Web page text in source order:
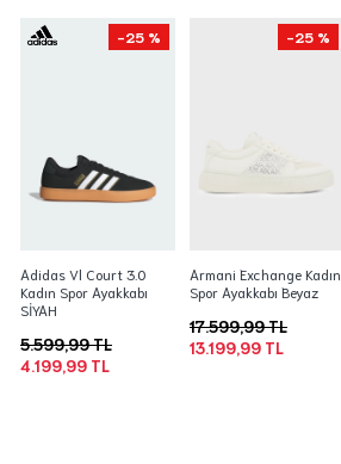
-25 %
Adidas Vl Court 3.0
Kadın Spor Ayakkabı
SİYAH
4.199,99 TL
5.599,99 TL
-25 %
Armani Exchange Kadın
Spor Ayakkabı Beyaz
13.199,99 TL
17.599,99 TL